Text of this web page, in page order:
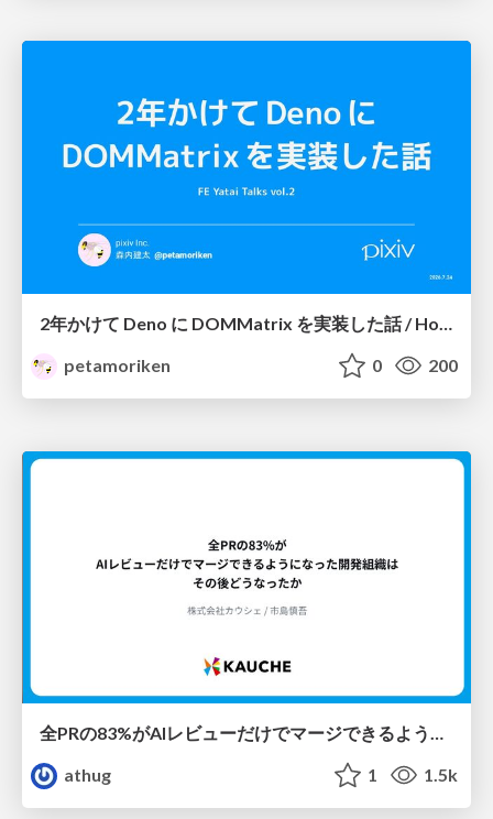
petamoriken
0 200
全PRの83%がAIレビューだけでマージできるようになった開発組織はその後どうなったか
athug
1 1.5k